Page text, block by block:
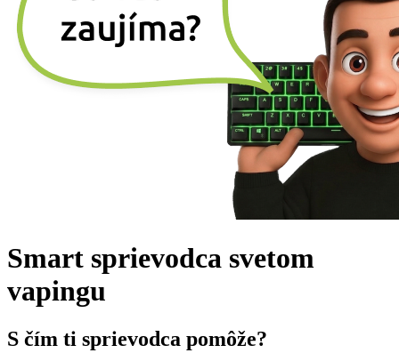
Smart sprievodca svetom
vapingu
S čím ti sprievodca pomôže?